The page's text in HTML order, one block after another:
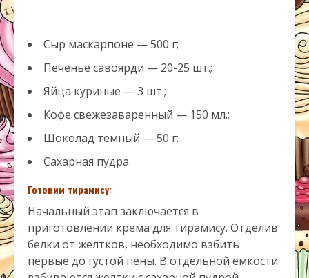
Сыр маскарпоне — 500 г;
Печенье савоярди — 20-25 шт.;
Яйца куриные — 3 шт.;
Кофе свежезаваренный — 150 мл.;
Шоколад темный — 50 г;
Сахарная пудра
Готовим тирамису:
Начальный этап заключается в
приготовлении крема для тирамису. Отделив
белки от желтков, необходимо взбить
первые до густой пены. В отдельной емкости